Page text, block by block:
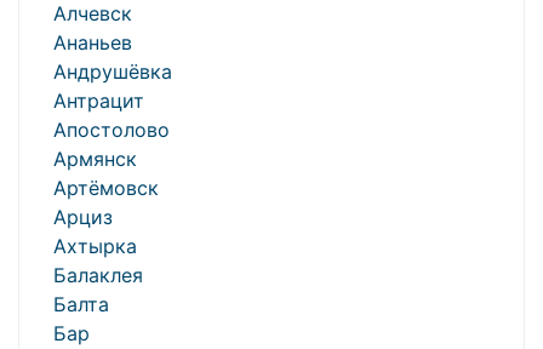
Алчевск
Ананьев
Андрушёвка
Антрацит
Апостолово
Армянск
Артёмовск
Арциз
Ахтырка
Балаклея
Балта
Бар